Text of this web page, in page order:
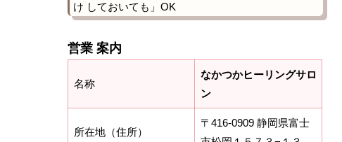
け しておいても」OK
営業 案内
名称
なかつかヒーリングサロ
ン
所在地（住所）
〒416-0909 静岡県富士